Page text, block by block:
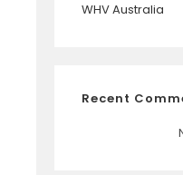
WHV Australia
Recent